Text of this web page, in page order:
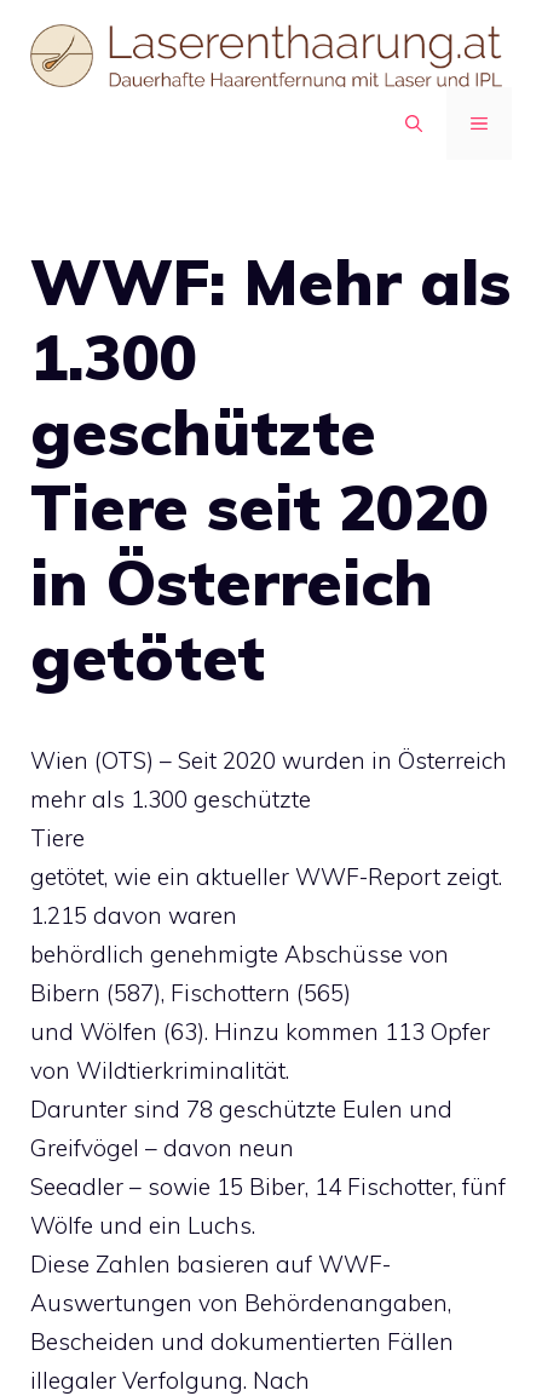
Inhalt
springen
MENÜ
WWF: Mehr als
1.300
geschützte
Tiere seit 2020
in Österreich
getötet
Wien (OTS) – Seit 2020 wurden in Österreich
mehr als 1.300 geschützte
Tiere
getötet, wie ein aktueller WWF-Report zeigt.
1.215 davon waren
behördlich genehmigte Abschüsse von
Bibern (587), Fischottern (565)
und Wölfen (63). Hinzu kommen 113 Opfer
von Wildtierkriminalität.
Darunter sind 78 geschützte Eulen und
Greifvögel – davon neun
Seeadler – sowie 15 Biber, 14 Fischotter, fünf
Wölfe und ein Luchs.
Diese Zahlen basieren auf WWF-
Auswertungen von Behördenangaben,
Bescheiden und dokumentierten Fällen
illegaler Verfolgung. Nach